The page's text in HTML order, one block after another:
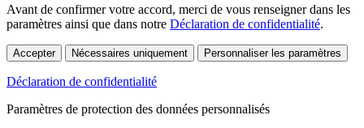
Avant de confirmer votre accord, merci de vous renseigner dans les
paramètres ainsi que dans notre Déclaration de confidentialité.
Accepter Nécessaires uniquement Personnaliser les paramètres
Déclaration de confidentialité
Paramètres de protection des données personnalisés